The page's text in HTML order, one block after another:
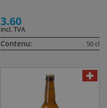
3.60
incl. TVA
Contenu: 50 cl